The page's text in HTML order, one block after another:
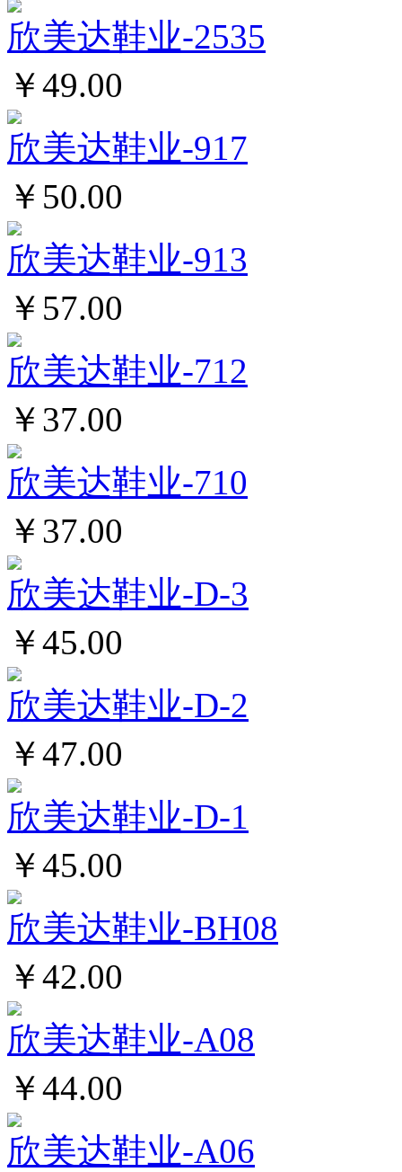
欣美达鞋业-2535
￥49.00
欣美达鞋业-917
￥50.00
欣美达鞋业-913
￥57.00
欣美达鞋业-712
￥37.00
欣美达鞋业-710
￥37.00
欣美达鞋业-D-3
￥45.00
欣美达鞋业-D-2
￥47.00
欣美达鞋业-D-1
￥45.00
欣美达鞋业-BH08
￥42.00
欣美达鞋业-A08
￥44.00
欣美达鞋业-A06